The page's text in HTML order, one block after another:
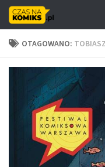
Skip to content
OTAGOWANO: